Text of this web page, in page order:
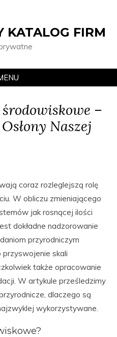
KATALOG FIRM
–
Naszej
coraz rozleglejszą rolę
W obliczu zmieniającego
jak rosnącej ilości
dokładne nadzorowanie
przyrodniczym
przyswojenie skali
także opracowanie
W artykule prześledzimy
dlaczego są
wykorzystywane.